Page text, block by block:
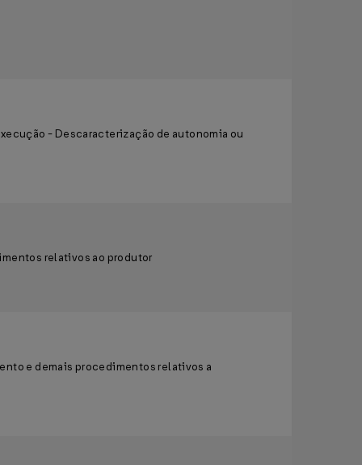
- Descaracterização de autonomia ou
relativos ao produtor
e demais procedimentos relativos a